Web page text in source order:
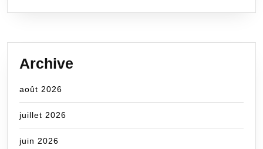
Archive
août 2026
juillet 2026
juin 2026